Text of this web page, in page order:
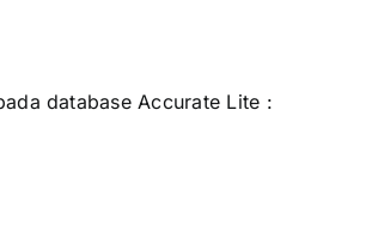
database Accurate Lite :